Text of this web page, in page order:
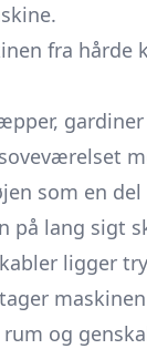
fra hårde
som en
på lang sigt
ligger
og